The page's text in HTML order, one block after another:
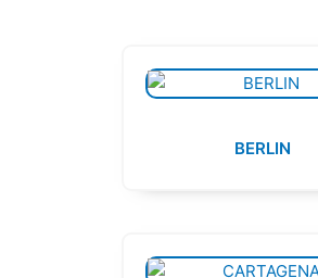
BERLIN